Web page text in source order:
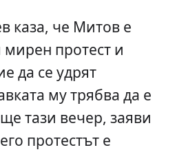
каза, че Митов е
протест и
да се удрят
му трябва да е
тази вечер, заяви
протестът е